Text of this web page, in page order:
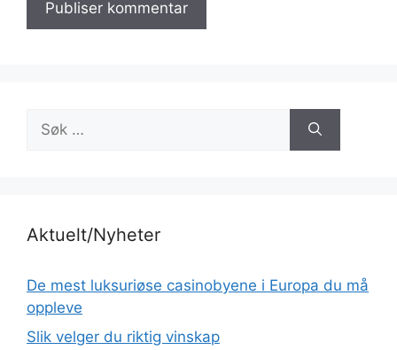
etter:
Aktuelt/Nyheter
De mest luksuriøse casinobyene i Europa du må
oppleve
Slik velger du riktig vinskap